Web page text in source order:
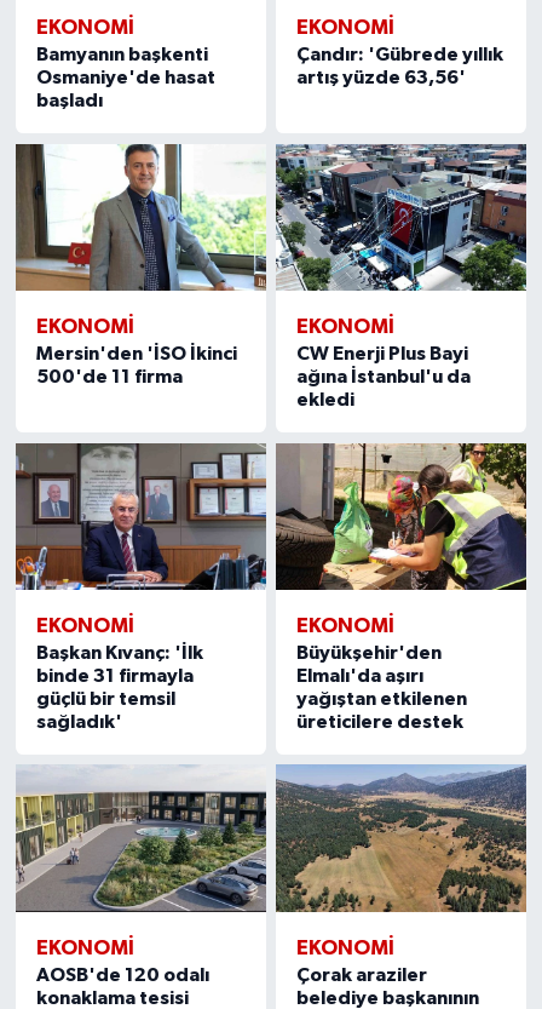
EKONOMİ
Bamyanın başkenti
Osmaniye'de hasat
başladı
EKONOMİ
Çandır: 'Gübrede yıllık
artış yüzde 63,56'
EKONOMİ
Mersin'den 'İSO İkinci
500'de 11 firma
EKONOMİ
CW Enerji Plus Bayi
ağına İstanbul'u da
ekledi
EKONOMİ
Başkan Kıvanç: 'İlk
binde 31 firmayla
güçlü bir temsil
sağladık'
EKONOMİ
Büyükşehir'den
Elmalı'da aşırı
yağıştan etkilenen
üreticilere destek
EKONOMİ
AOSB'de 120 odalı
konaklama tesisi
EKONOMİ
Çorak araziler
belediye başkanının